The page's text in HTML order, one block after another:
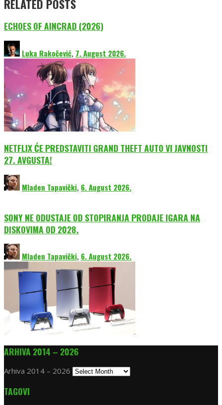
RELATED POSTS
ECHOES OF AINCRAD (2026)
Luka Rakočević, 7. August 2026.
NETFLIX ĆE PREDSTAVITI GRAND THEFT AUTO VI JAVNOSTI
27. AVGUSTA!
Mladen Tapavički, 6. August 2026.
SONY NE ODUSTAJE OD STOPIRANJA PRODAJE IGARA NA
DISKOVIMA OD 2028.
Mladen Tapavički, 6. August 2026.
ARHIVA 2014 – 2026
Arhiva 2014 – 2026
TAGOVI